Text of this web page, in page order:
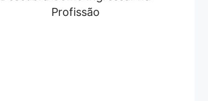
Profissão